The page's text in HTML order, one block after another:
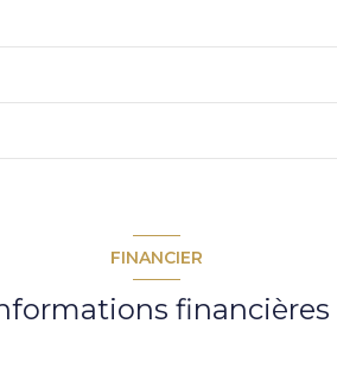
FINANCIER
financières